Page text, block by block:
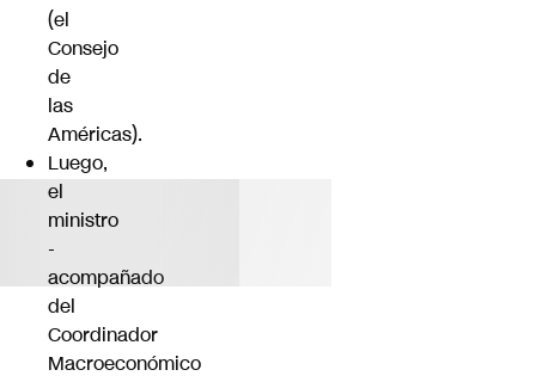
(el
Consejo
de
las
Américas).
Luego,
el
ministro
-
acompañado
del
Coordinador
Macroeconómico